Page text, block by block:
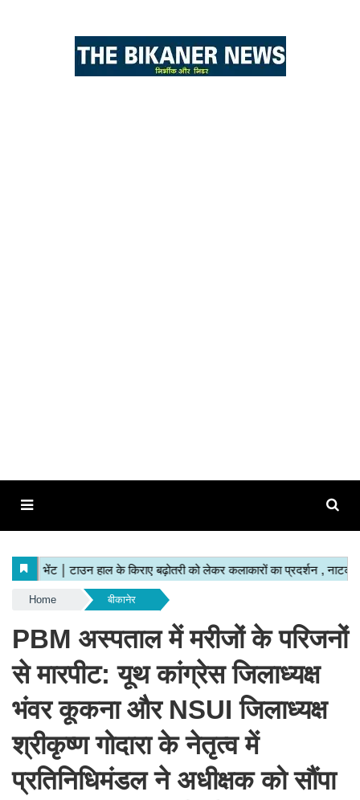
Home बीकानेर
PBM अस्पताल में मरीजों के परिजनों
से मारपीट: यूथ कांग्रेस जिलाध्यक्ष
भंवर कूकना और NSUI जिलाध्यक्ष
श्रीकृष्ण गोदारा के नेतृत्व में
प्रतिनिधिमंडल ने अधीक्षक को सौंपा